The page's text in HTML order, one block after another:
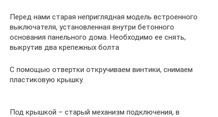
Перед нами старая неприглядная модель встроенного
выключателя, установленная внутри бетонного
основания панельного дома. Необходимо ее снять,
выкрутив два крепежных болта
С помощью отвертки откручиваем винтики, снимаем
пластиковую крышку.
Под крышкой – старый механизм подключения, в